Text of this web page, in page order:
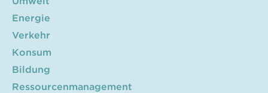
Energie
Verkehr
Konsum
Bildung
Ressourcenmanagement